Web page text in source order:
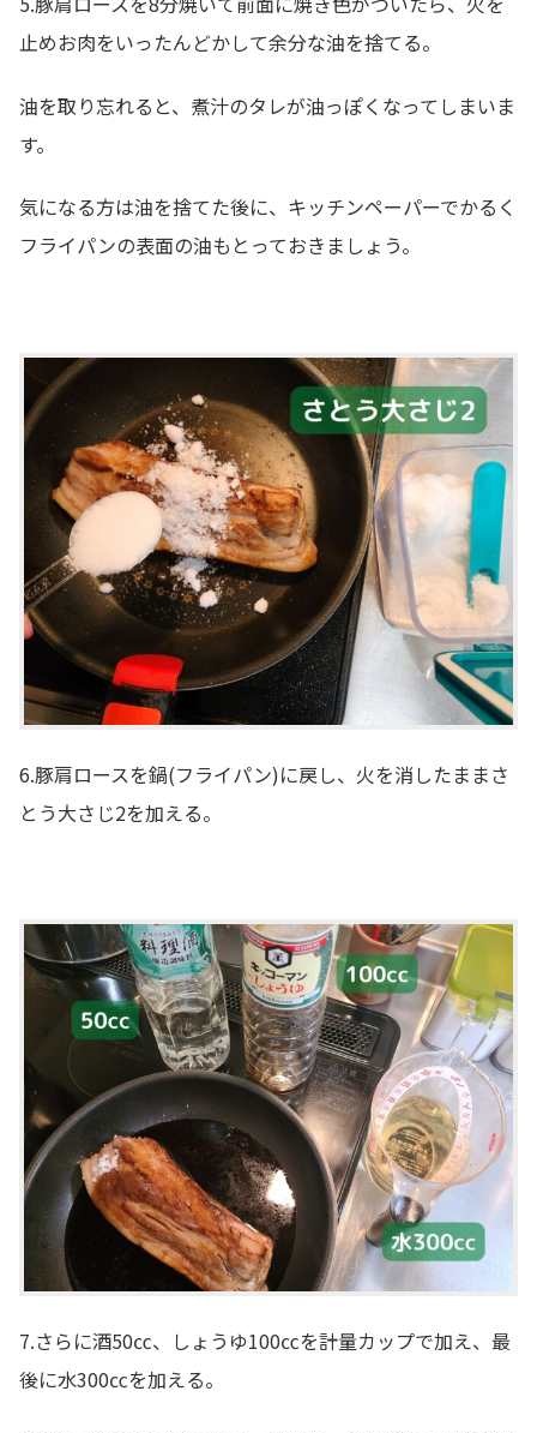
止めお肉をいったんどかして余分な油を捨てる。
油を取り忘れると、煮汁のタレが油っぽくなってしまいま
す。
気になる方は油を捨てた後に、キッチンペーパーでかるく
フライパンの表面の油もとっておきましょう。
6.豚肩ロースを鍋(フライパン)に戻し、火を消したままさ
とう大さじ2を加える。
7.さらに酒50㏄、しょうゆ100㏄を計量カップで加え、最
後に水300㏄を加える。